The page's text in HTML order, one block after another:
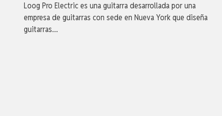
Loog Pro Electric es una guitarra desarrollada por una
empresa de guitarras con sede en Nueva York que diseña
guitarras…